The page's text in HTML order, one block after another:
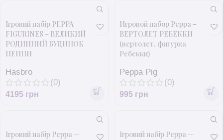
Ігровий набір PEPPA
FIGURINES – ВЕЛИКИЙ
РОДИННИЙ БУДИНОК
ПЕППИ
Hasbro
(0)
4195 грн
Игровой набор Peppa –
ВЕРТОЛЕТ РЕБЕККИ
(вертолет, фигурка
Ребекки)
Peppa Pig
(0)
995 грн
Ігровий набір Peppa —
Ігровий набір Peppa —